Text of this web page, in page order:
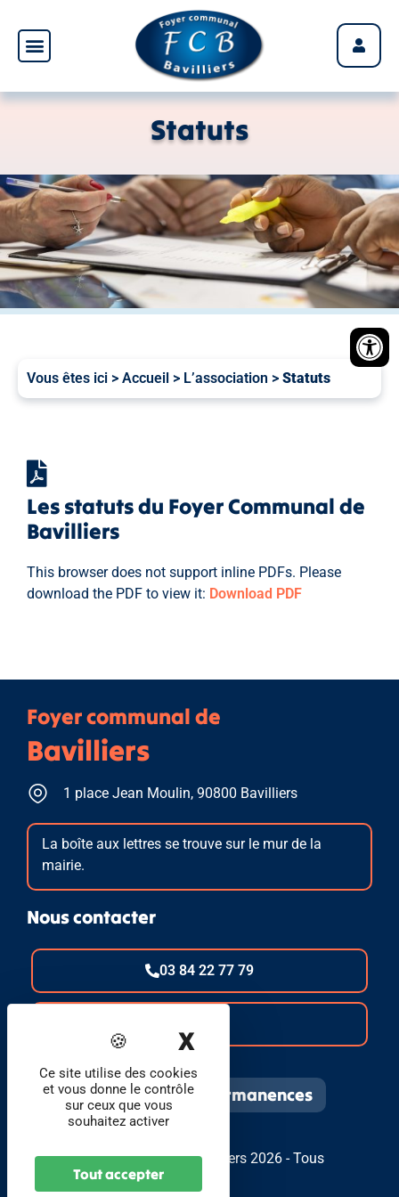
Statuts
Vous êtes ici > Accueil > L’association > Statuts
Les statuts du Foyer Communal de
Bavilliers
This browser does not support inline PDFs. Please
download the PDF to view it: Download PDF
Foyer communal de
Bavilliers
1 place Jean Moulin, 90800 Bavilliers
La boîte aux lettres se trouve sur le mur de la
mairie.
Nous contacter
03 84 22 77 79
Infos pratiques et permanences
© Foyer Communal de Bavilliers 2026 - Tous
droits réservés
Panneau de gestion des cookies
Ce site utilise des cookies
et vous donne le contrôle
sur ceux que vous
souhaitez activer
Tout accepter
X Masquer le